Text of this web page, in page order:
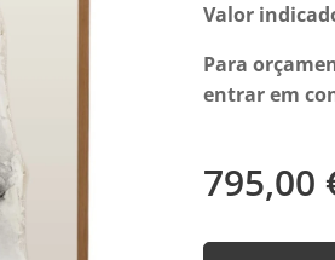
Valor
Para
entrar em
795,00